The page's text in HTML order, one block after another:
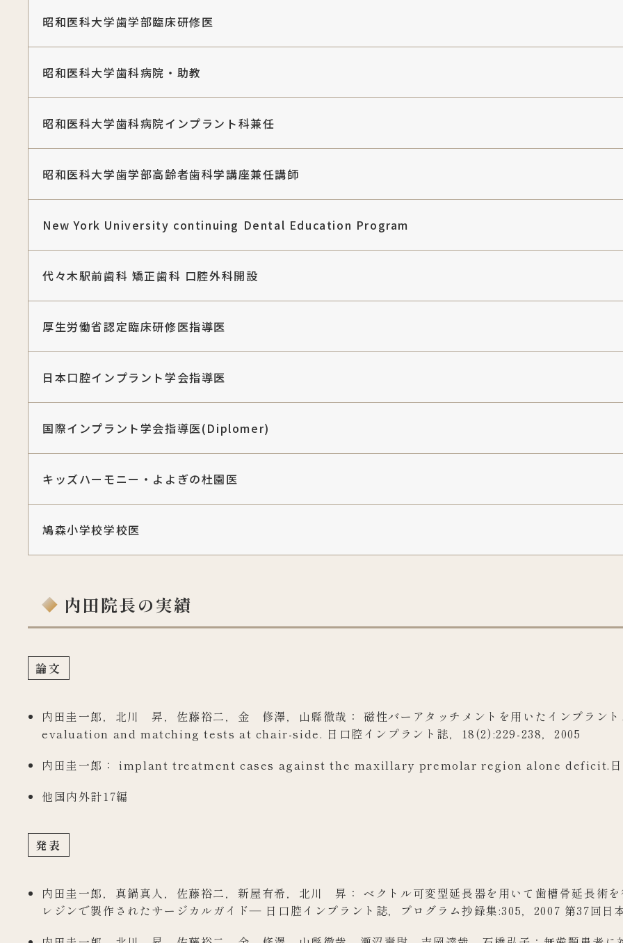
昭和医科大学歯学部臨床研修医
昭和医科大学歯科病院・助教
昭和医科大学歯科病院インプラント科兼任
昭和医科大学歯学部高齢者歯科学講座兼任講師
New York University continuing Dental Education Program
代々木駅前歯科 矯正歯科 口腔外科開設
厚生労働省認定臨床研修医指導医
日本口腔インプラント学会指導医
国際インプラント学会指導医(Diplomer)
キッズハーモニー・よよぎの杜園医
鳩森小学校学校医
内田院長の実績
論文
内田圭一郎，北川 昇，佐藤裕二，金 修澤，山縣徹哉： 磁性バーアタッチメントを用いたインプラン
evaluation and matching tests at chair-side. 日口腔インプラント誌，18(2):229-238，2005
内田圭一郎： implant treatment cases against the maxillary premolar region alone deficit.日口
他国内外計17編
発表
内田圭一郎，真鍋真人，佐藤裕二，新屋有希，北川 昇： ベクトル可変型延長器を用いて歯槽骨延長術
レジンで製作されたサージカルガイド― 日口腔インプラント誌，プログラム抄録集:305，2007 第37回日